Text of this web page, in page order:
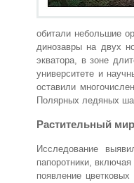
обитали небольшие
динозавры на двух
экватора, в зоне
университете и
оставили
Полярных ледяных
Растительный
Исследование
папоротники,
появление